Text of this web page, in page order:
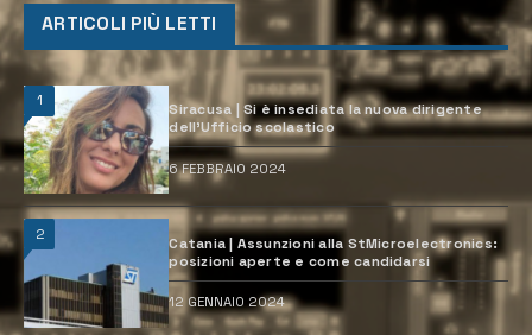
ARTICOLI PIÙ LETTI
1
Siracusa | Si è insediata la nuova dirigente
dell’Ufficio scolastico
6 FEBBRAIO 2024
2
Catania | Assunzioni alla StMicroelectronics:
posizioni aperte e come candidarsi
12 GENNAIO 2024